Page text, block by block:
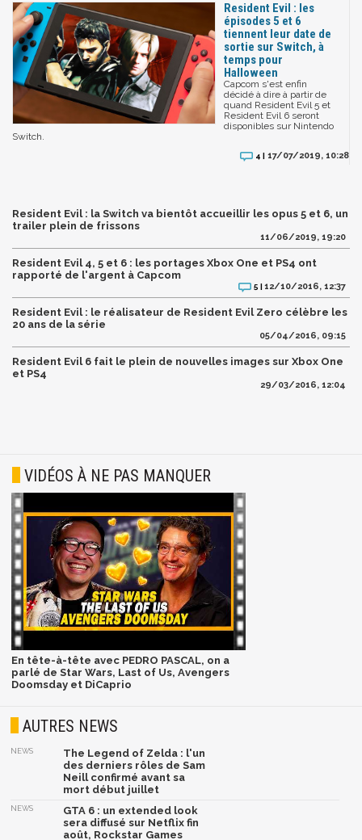
Resident Evil : les
épisodes 5 et 6
tiennent leur date de
sortie sur Switch, à
temps pour
Halloween
Capcom s'est enfin
décidé à dire à partir de
quand Resident Evil 5 et
Resident Evil 6 seront
disponibles sur Nintendo
Switch.
4 | 17/07/2019, 10:28
Resident Evil : la Switch va bientôt accueillir les opus 5 et 6, un
trailer plein de frissons
11/06/2019, 19:20
Resident Evil 4, 5 et 6 : les portages Xbox One et PS4 ont
rapporté de l'argent à Capcom
5 |12/10/2016, 12:37
Resident Evil : le réalisateur de Resident Evil Zero célèbre les
20 ans de la série
05/04/2016, 09:15
Resident Evil 6 fait le plein de nouvelles images sur Xbox One
et PS4
29/03/2016, 12:04
VIDÉOS À NE PAS MANQUER
En tête-à-tête avec PEDRO PASCAL, on a
parlé de Star Wars, Last of Us, Avengers
Doomsday et DiCaprio
AUTRES NEWS
NEWS
The Legend of Zelda : l'un
des derniers rôles de Sam
Neill confirmé avant sa
mort début juillet
NEWS
GTA 6 : un extended look
sera diffusé sur Netflix fin
août, Rockstar Games